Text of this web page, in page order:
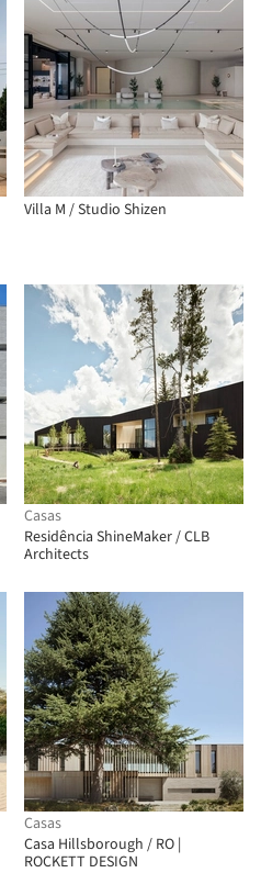
Villa M / Studio Shizen
Casas
Residência ShineMaker / CLB
Architects
Casas
Casa Hillsborough / RO |
ROCKETT DESIGN